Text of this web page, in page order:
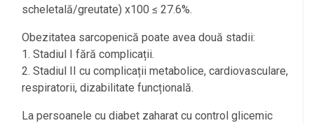
scheletală/greutate) x100 ≤ 27.6%.
Obezitatea sarcopenică poate avea două stadii:
1. Stadiul I fără complicații.
2. Stadiul II cu complicații metabolice, cardiovasculare,
respiratorii, dizabilitate funcțională.
La persoanele cu diabet zaharat cu control glicemic